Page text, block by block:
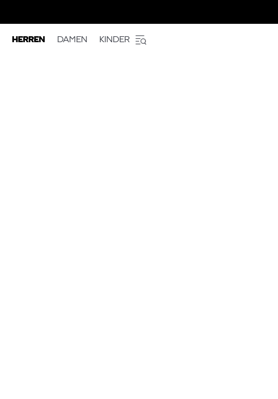
HERREN DAMEN KINDER